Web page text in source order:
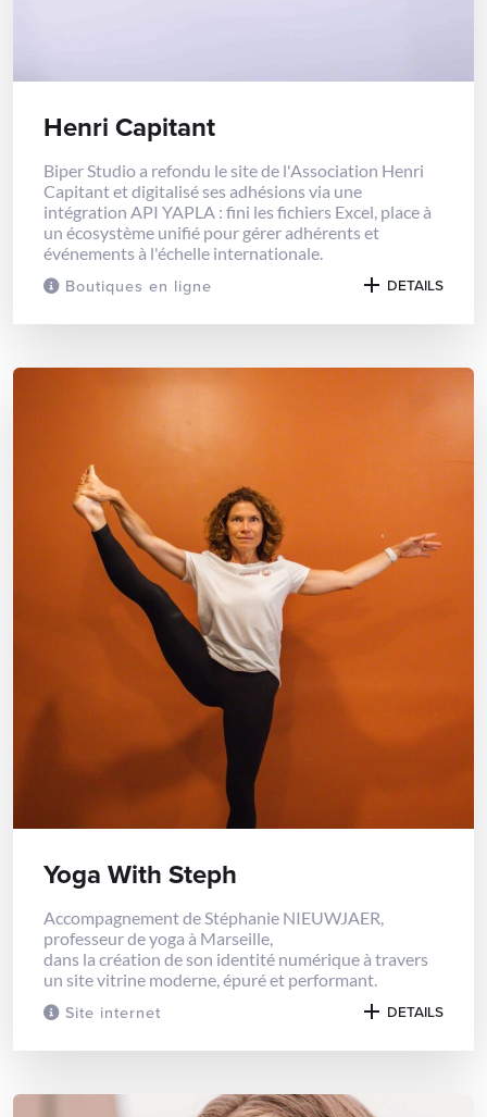
Boutiques en ligne
Henri Capitant
Biper Studio a refondu le site de l'Association Henri
Capitant et digitalisé ses adhésions via une
intégration API YAPLA : fini les fichiers Excel, place à
un écosystème unifié pour gérer adhérents et
événements à l'échelle internationale.
DETAILS
Site internet
Yoga With Steph
Accompagnement de Stéphanie NIEUWJAER,
professeur de yoga à Marseille,
dans la création de son identité numérique à travers
un site vitrine moderne, épuré et performant.
DETAILS